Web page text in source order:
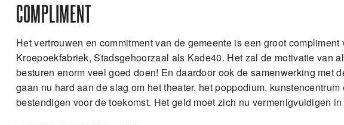
COMPLIMENT
Het vertrouwen en commitment van de gemeente is een groot
Kroepoekfabriek, Stadsgehoorzaal als Kade40. Het zal de motivatie van
besturen enorm veel goed doen! En daardoor ook de samenwerking met
gaan nu hard aan de slag om het theater, het poppodium,
bestendigen voor de toekomst. Het geld moet zich nu vermenigvuldigen